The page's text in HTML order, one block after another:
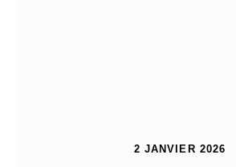
2 JANVIER 2026